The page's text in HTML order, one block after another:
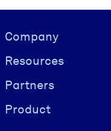
Visually hidden Text
Company
Resources
Partners
Product